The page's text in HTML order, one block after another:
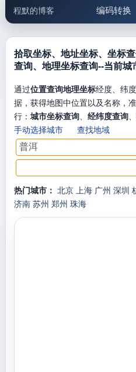
程默的博客 编码转换
邮件工具 生活便民
5.1支付
拾取坐标、地址坐标、坐标
查询、地理坐标查询--当前城
通过位置查询地理坐标经度、纬
据，获得地图中位置以及名称，
行： 城市坐标查询、 经纬度查询、
手动选择城市
查找地域
热门城市： 北京 上海 广州 深圳
济南 苏州 郑州 珠海